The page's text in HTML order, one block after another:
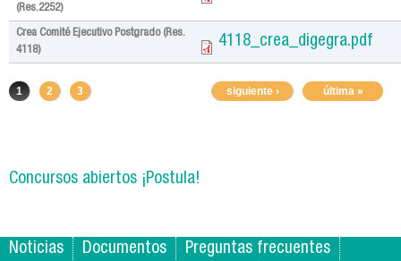
(Res.2252)
Crea Comité Ejecutivo Postgrado (Res.
4118)
4118_crea_digegra.pdf
Páginas
1 2 3 siguiente › última »
Concursos abiertos ¡Postula!
Noticias Documentos
Preguntas frecuentes